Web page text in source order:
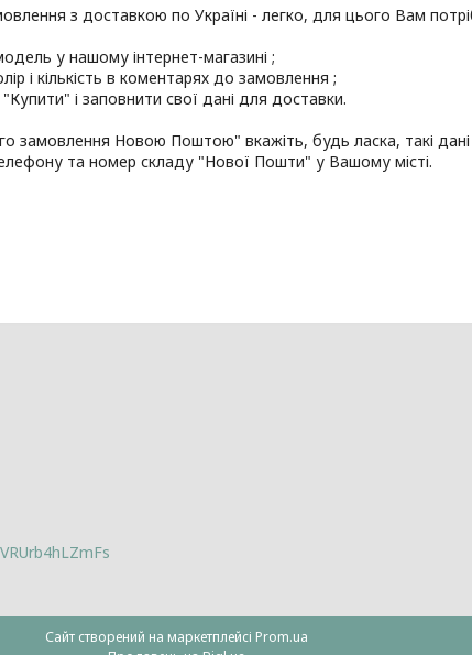
з доставкою по Україні - легко, для цього Вам
у нашому інтернет-магазині ;
і кількість в коментарях до замовлення ;
і заповнити свої дані для доставки.
замовлення Новою Поштою" вкажіть, будь ласка, такі дані
та номер складу "Нової Пошти" у Вашому місті.
Сайт створений на маркетплейсі Prom.ua